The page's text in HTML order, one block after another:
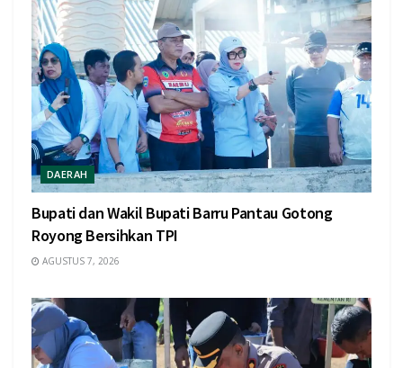
DAERAH
Bupati dan Wakil Bupati Barru Pantau Gotong
Royong Bersihkan TPI
AGUSTUS 7, 2026